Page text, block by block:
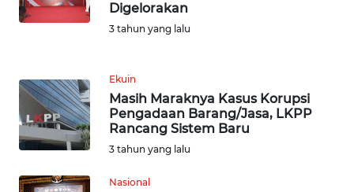
Digelorakan
3 tahun yang lalu
Ekuin
Masih Maraknya Kasus Korupsi
Pengadaan Barang/Jasa, LKPP
Rancang Sistem Baru
3 tahun yang lalu
Nasional
WN
KALTARA
KALSEL
WN
KALTIM
WN